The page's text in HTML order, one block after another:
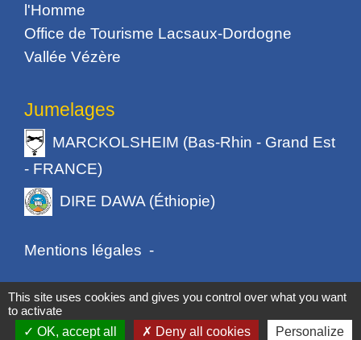
l'Homme
Office de Tourisme Lacsaux-Dordogne
Vallée Vézère
Jumelages
MARCKOLSHEIM (Bas-Rhin - Grand Est
- FRANCE)
DIRE DAWA (Éthiopie)
Mentions légales -
Politique de confidentialité - Accessibilité -
Plan du site - Gestion des cookies
This site uses cookies and gives you control over what you want
to activate
OK, accept all
Deny all cookies Personalize